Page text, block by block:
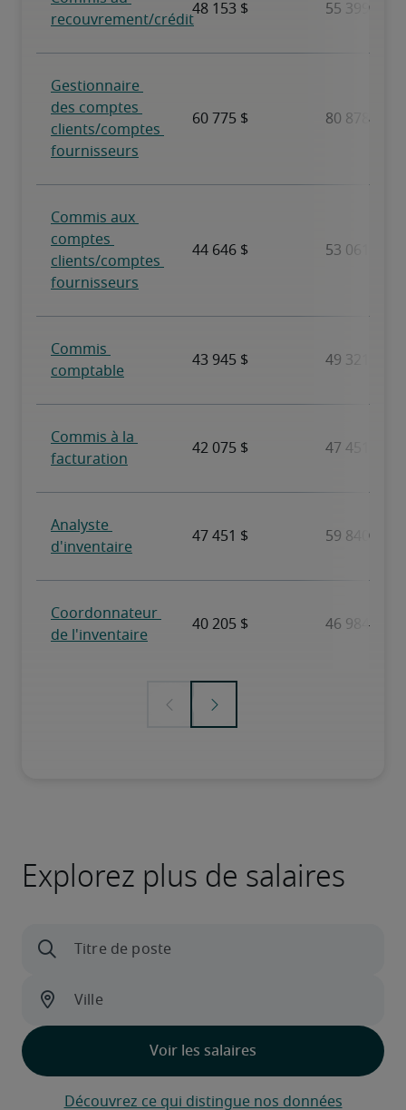
Explorez plus de salaires
Découvrez ce qui distingue nos données